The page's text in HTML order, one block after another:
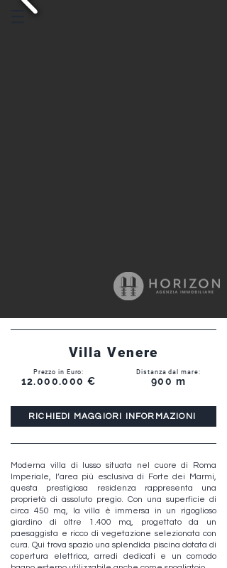
Villa Venere
Prezzo in Euro:
12.000.000 €
Distanza dal mare:
900 m
RICHIEDI MAGGIORI INFORMAZIONI
Moderna villa di lusso situata nel cuore di Roma
Imperiale, l’area più esclusiva di Forte dei Marmi,
questa prestigiosa residenza rappresenta una
proprietà di assoluto pregio. Con una superficie di
circa 450 mq, la villa è immersa in un rigoglioso
giardino di oltre 1.400 mq, progettato da un
paesaggista e ricco di vegetazione selezionata con
cura. Qui trova spazio una splendida piscina dotata di
copertura elettrica, arredi dedicati e un comodo